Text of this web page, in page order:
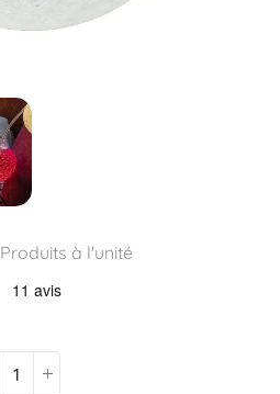
Produits à l'unité